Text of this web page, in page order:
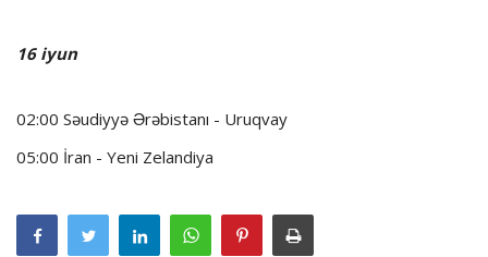
16 iyun
02:00 Səudiyyə Ərəbistanı - Uruqvay
05:00 İran - Yeni Zelandiya